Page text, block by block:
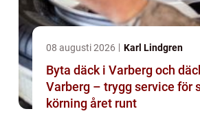
08 augusti 2026 Karl Lindgren
Byta däck i Varberg och
Varberg – trygg service för
körning året runt